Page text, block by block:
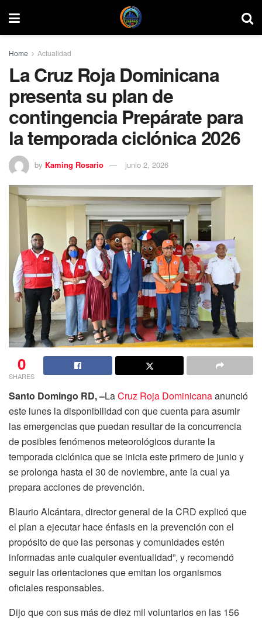
Home Actualidad
La Cruz Roja Dominicana
presenta su plan de
contingencia Prepárate para
la temporada ciclónica 2026
by Kaming Rosario junio 2, 2026
0
SHARES
Santo Domingo RD, –LaCruz Roja Dominicanaanunció
este lunes la disponibilidad con que cuenta para asumir
las emergencias que puedan resultar de la concurrencia
de posibles fenómenos meteorológicos durante la
temporada ciclónica que se inicia este primero de junio y
se prolonga hasta el 30 de noviembre, ante la cual ya
prepara acciones de prevención.
Blaurio Alcántara, director general de la CRD explicó que
el plan a ejecutar hace énfasis en la prevención con el
propósito de que las personas y comunidades estén
informadas ante cualquier eventualidad”, y recomendó
seguir las orientaciones que emitan los organismos
oficiales responsables.
Dijo que con sus más de diez mil voluntarios en las 156